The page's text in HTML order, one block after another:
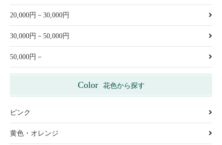
20,000円－30,000円
30,000円－50,000円
50,000円－
Color 花色から探す
ピンク
黄色・オレンジ